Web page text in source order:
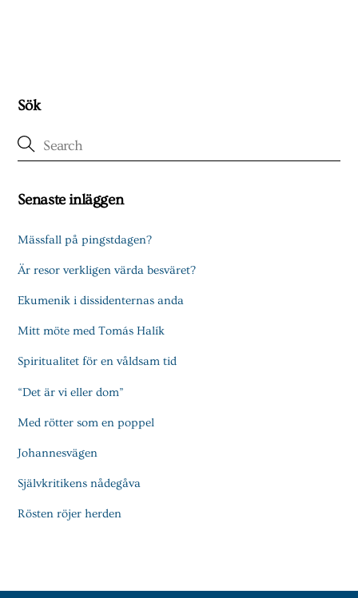
Sök
Senaste inläggen
Mässfall på pingstdagen?
Är resor verkligen värda besväret?
Ekumenik i dissidenternas anda
Mitt möte med Tomás Halík
Spiritualitet för en våldsam tid
“Det är vi eller dom”
Med rötter som en poppel
Johannesvägen
Självkritikens nådegåva
Rösten röjer herden